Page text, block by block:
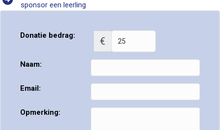
sponsor een leerling
Donatie bedrag: €
Naam:
Email:
Opmerking: